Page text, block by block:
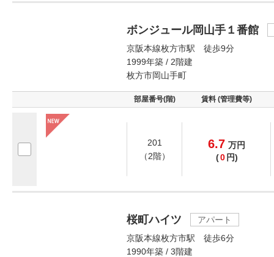
ボンジュール岡山手１番館
京阪本線枚方市駅 徒歩9分
1999年築 / 2階建
枚方市岡山手町
部屋番号(階) 賃料 (管理費等)
201
（2階）
6.7 万円
(0 円)
桜町ハイツ
アパート
京阪本線枚方市駅 徒歩6分
1990年築 / 3階建